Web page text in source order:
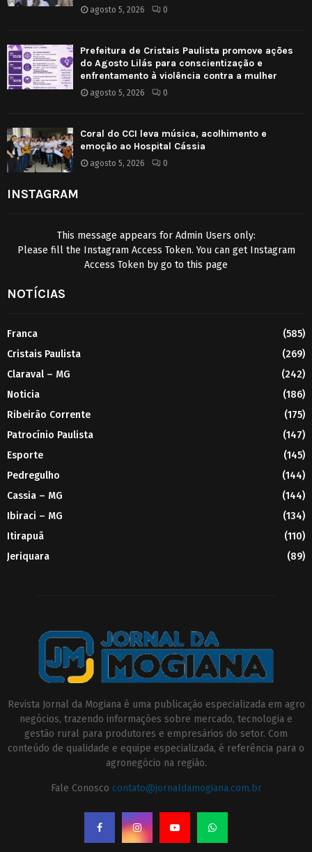
agosto 5, 2026 0
Prefeitura de Cristais Paulista promove ações
do Agosto Lilás para conscientização e
enfrentamento à violência contra a mulher
agosto 5, 2026 0
Coral do CCI leva música, acolhimento e
emoção ao Hospital Cássia
agosto 5, 2026 0
INSTAGRAM
This message appears for Admin Users only:
Please fill the Instagram Access Token. You can get Instagram
Access Token by go to this page
NOTÍCIAS
Franca
(585)
Cristais Paulista
(269)
Claraval – MG
(242)
Noticia
(186)
Ribeirão Corrente
(175)
Patrocínio Paulista
(147)
Esporte
(145)
Pedregulho
(144)
Cassia – MG
(144)
Ibiraci – MG
(134)
Itirapuã
(110)
Jeriquara
(89)
Revista Jornal da Mogiana é uma publicação especializada em agro
negócios, trazendo informações sobre mercado, tecnologia e
gestão rural para produtores e empresários do setor. Com
conteúdo de qualidade e equipe especializada, é referência para o
agronegócio na região.
Fale Conosco contato@jornaldamogiana.com.br